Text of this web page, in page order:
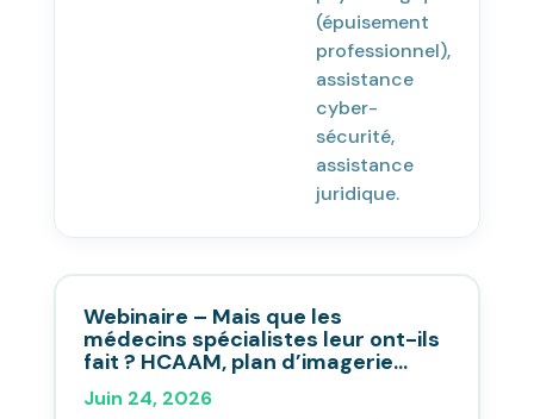
(épuisement
professionnel),
assistance
cyber-
sécurité,
assistance
juridique.
Webinaire – Mais que les
médecins spécialistes leur ont-ils
fait ? HCAAM, plan d’imagerie…
Juin 24, 2026